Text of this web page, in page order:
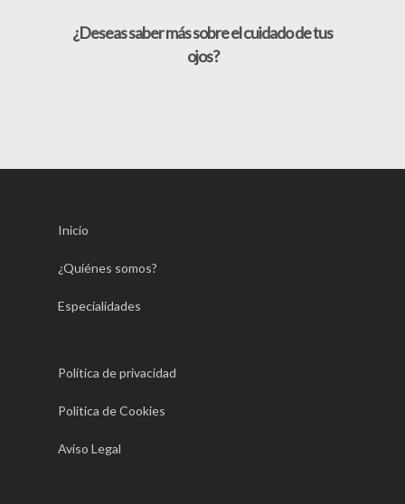
¿Deseas saber más sobre el cuidado de tus
ojos?
Inicio
¿Quiénes somos?
Especialidades
Política de privacidad
Política de Cookies
Aviso Legal